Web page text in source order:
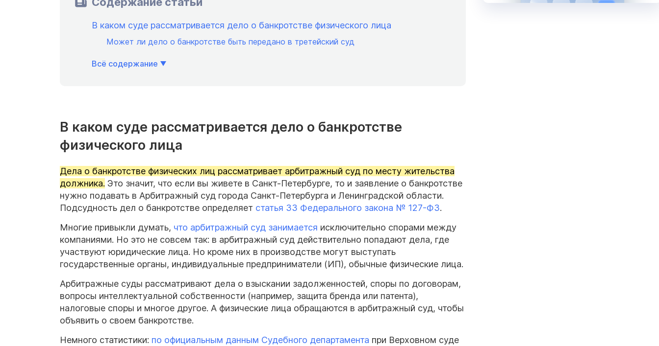
В каком суде рассматривается дело о банкротстве физического лица
Может ли дело о банкротстве быть передано в третейский суд
Всё содержание
В каком суде рассматривается дело о банкротстве
физического лица
Дела о банкротстве физических лиц рассматривает арбитражный суд по месту жительства
должника. Это значит, что если вы живете в Санкт-Петербурге, то и заявление о банкротстве
нужно подавать в Арбитражный суд города Санкт-Петербурга и Ленинградской области.
Подсудность дел о банкротстве определяет статья 33 Федерального закона № 127-ФЗ.
Многие привыкли думать, что арбитражный суд занимается исключительно спорами между
компаниями. Но это не совсем так: в арбитражный суд действительно попадают дела, где
участвуют юридические лица. Но кроме них в производстве могут выступать
государственные органы, индивидуальные предприниматели (ИП), обычные физические лица.
Арбитражные суды рассматривают дела о взыскании задолженностей, споры по договорам,
вопросы интеллектуальной собственности (например, защита бренда или патента),
налоговые споры и многое другое. А физические лица обращаются в арбитражный суд, чтобы
объявить о своем банкротстве.
Немного статистики: по официальным данным Судебного департамента при Верховном суде